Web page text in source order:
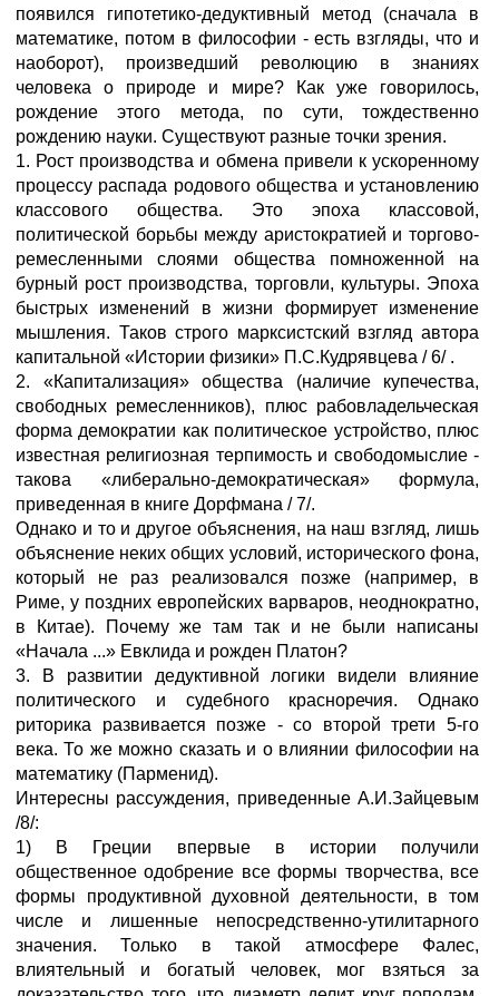
появился гипотетико-дедуктивный метод (сначала в
математике, потом в философии - есть взгляды, что и
наоборот), произведший революцию в знаниях
человека о природе и мире? Как уже говорилось,
рождение этого метода, по сути, тождественно
рождению науки. Существуют разные точки зрения.
1. Рост производства и обмена привели к ускоренному
процессу распада родового общества и установлению
классового общества. Это эпоха классовой,
политической борьбы между аристократией и торгово-
ремесленными слоями общества помноженной на
бурный рост производства, торговли, культуры. Эпоха
быстрых изменений в жизни формирует изменение
мышления. Таков строго марксистский взгляд автора
капитальной «Истории физики» П.С.Кудрявцева / 6/ .
2. «Капитализация» общества (наличие купечества,
свободных ремесленников), плюс рабовладельческая
форма демократии как политическое устройство, плюс
известная религиозная терпимость и свободомыслие -
такова «либерально-демократическая» формула,
приведенная в книге Дорфмана / 7/.
Однако и то и другое объяснения, на наш взгляд, лишь
объяснение неких общих условий, исторического фона,
который не раз реализовался позже (например, в
Риме, у поздних европейских варваров, неоднократно,
в Китае). Почему же там так и не были написаны
«Начала ...» Евклида и рожден Платон?
3. В развитии дедуктивной логики видели влияние
политического и судебного красноречия. Однако
риторика развивается позже - со второй трети 5-го
века. То же можно сказать и о влиянии философии на
математику (Парменид).
Интересны рассуждения, приведенные А.И.Зайцевым
/8/:
1) В Греции впервые в истории получили
общественное одобрение все формы творчества, все
формы продуктивной духовной деятельности, в том
числе и лишенные непосредственно-утилитарного
значения. Только в такой атмосфере Фалес,
влиятельный и богатый человек, мог взяться за